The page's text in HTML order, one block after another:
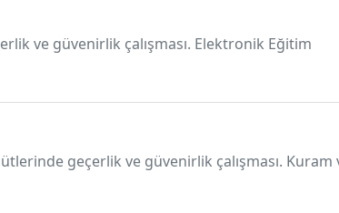
ve güvenirlik çalışması. Elektronik Eğitim
geçerlik ve güvenirlik çalışması. Kuram